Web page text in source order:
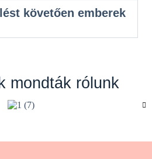
követően emberek
mondták rólunk